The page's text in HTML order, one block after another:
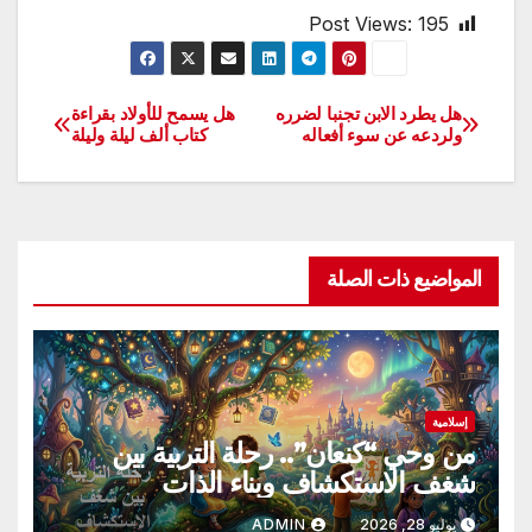
Post Views: 195
تصفّح
المقالات
هل يسمح للأولاد بقراءة
كتاب ألف ليلة وليلة
هل يطرد الابن تجنبا لضرره
ولردعه عن سوء أفعاله
المواضيع ذات الصلة
إسلامية
من وحي “كنعان”.. رحلة التربية بين
شغف الاستكشاف وبناء الذات
يوليو 28, 2026 ADMIN